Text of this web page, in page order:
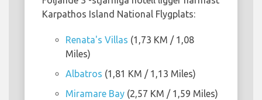
Karpathos Island National Flygplats:
Renata's Villas (1,73 KM / 1,08
Miles)
Albatros (1,81 KM / 1,13 Miles)
Miramare Bay (2,57 KM / 1,59 Miles)